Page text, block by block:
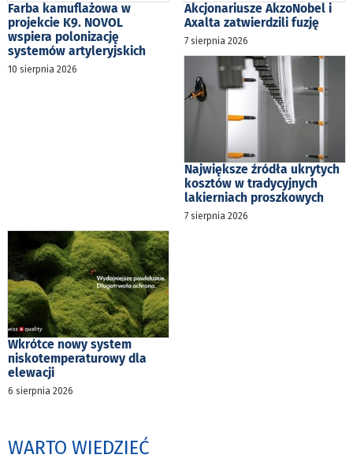
Farba kamuflażowa w
projekcie K9. NOVOL
wspiera polonizację
systemów artyleryjskich
10 sierpnia 2026
Akcjonariusze AkzoNobel i
Axalta zatwierdzili fuzję
7 sierpnia 2026
Największe źródła ukrytych
kosztów w tradycyjnych
lakierniach proszkowych
7 sierpnia 2026
Wkrótce nowy system
niskotemperaturowy dla
elewacji
6 sierpnia 2026
WARTO WIEDZIEĆ